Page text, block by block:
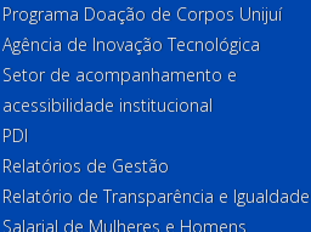
Programa Doação de Corpos Unijuí
Agência de Inovação Tecnológica
Setor de acompanhamento e
acessibilidade institucional
PDI
Relatórios de Gestão
Relatório de Transparência e Igualdade
Salarial de Mulheres e Homens